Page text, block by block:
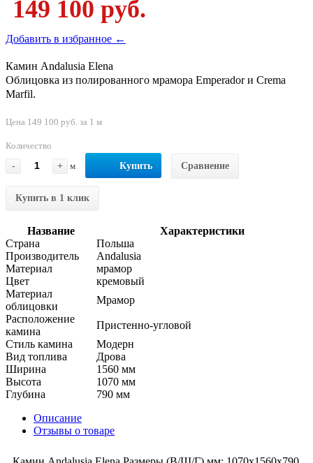
149 100 руб.
Добавить в избранное ←
Камин Andalusia Elena
Облицовка из полированного мрамора Emperador и Crema
Marfil.
Цена 149 100 руб. за 1 м
Количество
-
+ м Купить Сравнение
Купить в 1 клик
Название
Характеристики
Страна
Польша
Производитель
Andalusia
Материал
мрамор
Цвет
кремовый
Материал
облицовки
Мрамор
Расположение
камина
Пристенно-угловой
Стиль камина
Модерн
Вид топлива
Дрова
Ширина
1560 мм
Высота
1070 мм
Глубина
790 мм
Описание
Отзывы о товаре